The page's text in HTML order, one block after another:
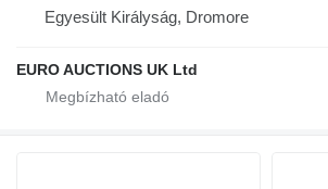
Egyesült Királyság, Dromore
EURO AUCTIONS UK Ltd